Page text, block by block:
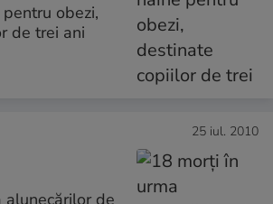
obezi,
de trei ani
25 iul. 2010
alunecărilor de